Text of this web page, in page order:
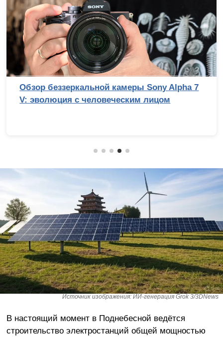
Обзор беззеркальной камеры Sony Alpha 7
V: эволюция с человеческим лицом
Источник изображения: ИИ-генерация Grok 3/3DNews
В настоящий момент в Поднебесной ведётся
строительство электростанций общей мощностью